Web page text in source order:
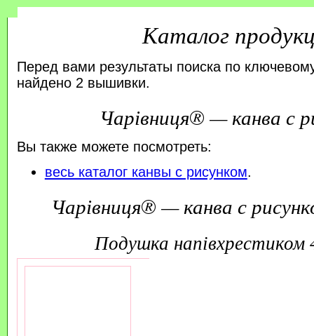
Каталог
Перед вами результаты поиска по
найдено 2 вышивки.
Чарівниця® — канва с
Вы также можете посмотреть:
весь каталог канвы с рисунком.
Чарівниця® — канва с
подушка